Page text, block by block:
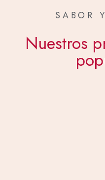
SABOR
Nuestros